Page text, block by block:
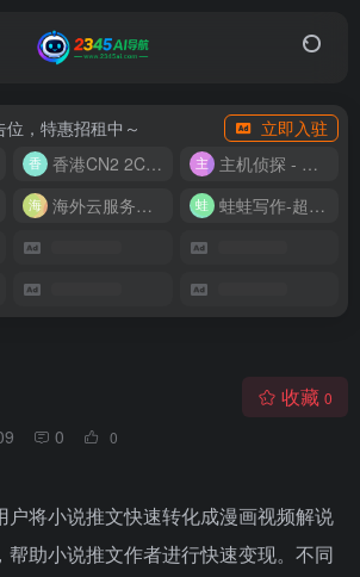
，特惠招租中～
立即入驻
香港CN2 2C2G20M 9.9/月
主机侦探 - 少花钱，用好云
海外云服务器全网最低价 蛙蛙写作-超级AI智能写作助手
0 0
收藏 0
户将小说推文快速转化成漫画视频解说
帮助小说推文作者进行快速变现。不同